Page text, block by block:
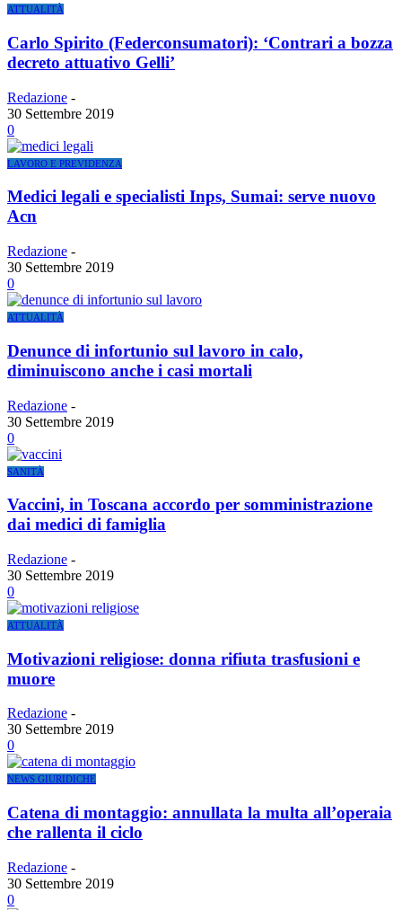
ATTUALITÀ
Carlo Spirito (Federconsumatori): ‘Contrari a bozza
decreto attuativo Gelli’
Redazione -
30 Settembre 2019
0
LAVORO E PREVIDENZA
Medici legali e specialisti Inps, Sumai: serve nuovo
Acn
Redazione -
30 Settembre 2019
0
ATTUALITÀ
Denunce di infortunio sul lavoro in calo,
diminuiscono anche i casi mortali
Redazione -
30 Settembre 2019
0
SANITÀ
Vaccini, in Toscana accordo per somministrazione
dai medici di famiglia
Redazione -
30 Settembre 2019
0
ATTUALITÀ
Motivazioni religiose: donna rifiuta trasfusioni e
muore
Redazione -
30 Settembre 2019
0
NEWS GIURIDICHE
Catena di montaggio: annullata la multa all’operaia
che rallenta il ciclo
Redazione -
30 Settembre 2019
0